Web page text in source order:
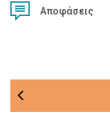
Αποφάσεις